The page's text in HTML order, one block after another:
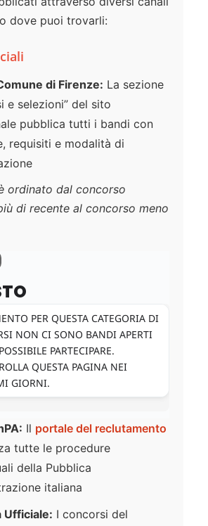
dove puoi trovarli:
di Firenze: La sezione
e selezioni” del sito
pubblica tutti i bandi con
requisiti e modalità di
ordinato dal concorso
di recente al concorso meno
PER QUESTA CATEGORIA DI
NON CI SONO BANDI APERTI
PARTECIPARE.
QUESTA PAGINA NEI
GIORNI.
Il portale del reclutamento
tutte le procedure
della Pubblica
italiana
Ufficiale: I concorsi del